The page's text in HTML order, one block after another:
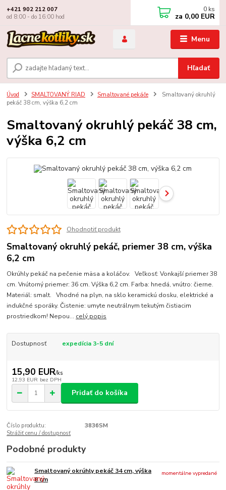
Menu
Hľadať
+421 902 212 007
od 8:00 - do 16:00 hod
0 ks
za 0,00 EUR
Úvod SMALTOVANÝ RIAD Smaltované pekáče
Smaltovaný okruhlý
pekáč 38 cm, výška 6,2 cm
Smaltovaný okruhlý pekáč 38 cm,
výška 6,2 cm
Ohodnotiť produkt
Smaltovaný okruhlý pekáč, priemer 38 cm, výška
6,2 cm
Okrúhly pekáč na pečenie mäsa a koláčov. Veľkosť: Vonkajší priemer 38
cm. Vnútorný priemer: 36 cm. Výška 6,2 cm. Farba: hnedá, vnútro: čierne.
Materiál: smalt. Vhodné na plyn, na sklo keramickú dosku, elektrické a
indukčné sporáky. Čistenie: umyte neutrálnym tekutým čistiacim
prostriedkom! Nepou... celý popis
Dostupnosť expedícia 3-5 dní
15,90 EUR/ks
12,93 EUR bez DPH
Pridať do košíka
Číslo produktu:
3836SM
Strážiť cenu / dostupnosť
Podobné produkty
Smaltovaný okrúhly pekáč 34 cm, výška
8 cm
momentálne vypredané